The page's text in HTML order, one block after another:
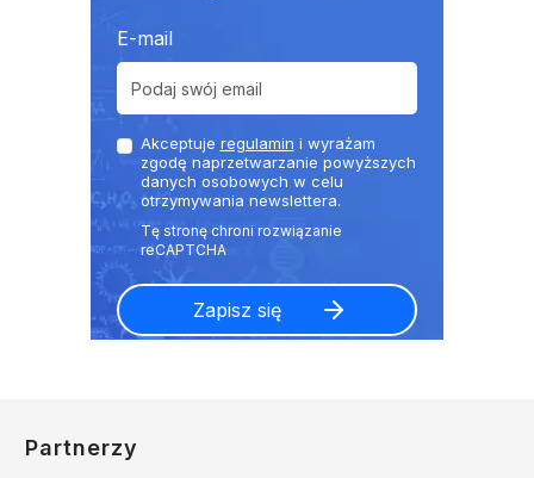
E-mail
Akceptuje regulamin i wyrażam
zgodę naprzetwarzanie powyższych
danych osobowych w celu
otrzymywania newslettera.
Partnerzy